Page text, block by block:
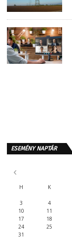
ESEMÉNY NAPTÁR
H K
3
4
10
11
17
18
24
25
31